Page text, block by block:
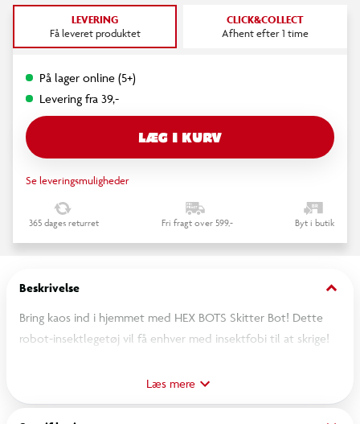
LEVERING
Få leveret produktet
CLICK&COLLECT
Afhent efter 1 time
På lager online (5+)
Levering fra 39,-
LÆG I KURV
Se leveringsmuligheder
365 dages returret Fri fragt over 599,- Byt i butik
Beskrivelse keyboard_arrow_down
Bring kaos ind i hjemmet med HEX BOTS Skitter Bot! Dette
robot-insektlegetøj vil få enhver med insektfobi til at skrige!
sin unikke, selvkørende bevægelse! Skitter Bot kan klare
enhver overflade – også udenfor! Den kommer til live med
Læs mere